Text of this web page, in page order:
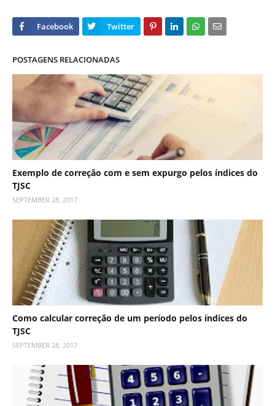
POSTAGENS RELACIONADAS
Exemplo de correção com e sem expurgo pelos índices do
TJSC
SEPTEMBER 28, 2017
Como calcular correção de um período pelos índices do
TJSC
SEPTEMBER 28, 2017